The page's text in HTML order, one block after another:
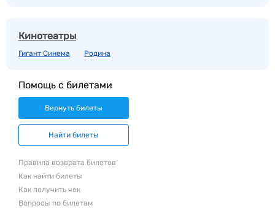
Кинотеатры
Гигант Синема Родина
Помощь с билетами
Вернуть билеты
Найти билеты
Правила возврата билетов
Как найти билеты
Как получить чек
Вопросы по билетам